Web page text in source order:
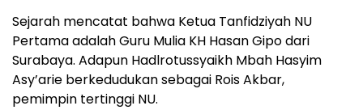
Sejarah mencatat bahwa Ketua Tanfidziyah NU
Pertama adalah Guru Mulia KH Hasan Gipo dari
Surabaya. Adapun Hadlrotussyaikh Mbah Hasyim
Asy’arie berkedudukan sebagai Rois Akbar,
pemimpin tertinggi NU.